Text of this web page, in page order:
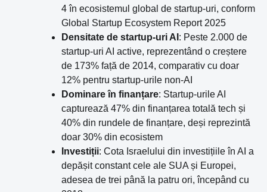
4 în ecosistemul global de startup-uri, conform
Global Startup Ecosystem Report 2025
Densitate de startup-uri AI : Peste 2.000 de
startup-uri AI active, reprezentând o creștere
de 173% față de 2014, comparativ cu doar
12% pentru startup-urile non-AI
Dominare în finanțare: Startup-urile AI
capturează 47% din finanțarea totală tech și
40% din rundele de finanțare, deși reprezintă
doar 30% din ecosistem
Investiții: Cota Israelului din investițiile în AI a
depășit constant cele ale SUA și Europei,
adesea de trei până la patru ori, începând cu